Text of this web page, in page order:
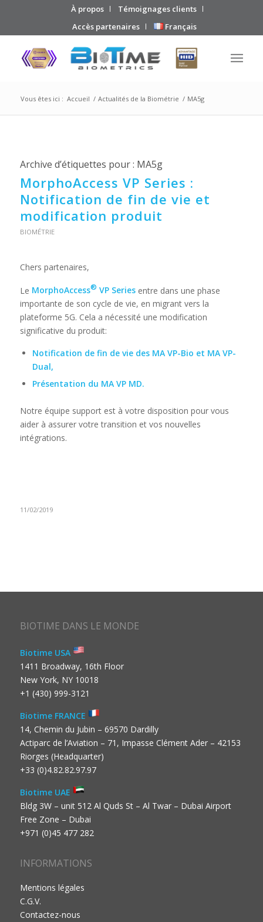
À propos
Témoignages clients
Accès partenaires
Français
Vous êtes ici : Accueil / Actualités de la Biométrie / MA5g
Archive d’étiquettes pour : MA5g
MorphoAccess VP Series :
Notification de fin de vie et
modification produit
BIOMÉTRIE
Chers partenaires,
Le MorphoAccess® VP Seriesentre dans une phase
importante de son cycle de vie, en migrant vers la
plateforme 5G. Cela a nécessité une modification
significative du produit:
Notification de fin de vie des MA VP-Bio et MA VP-
Dual,
Présentation du MA VP MD.
Notre équipe support est à votre disposition pour vous
aider à assurer votre transition et vos nouvelles
intégrations.
11/02/2019
BIOTIME DANS LE MONDE
Biotime USA
1411 Broadway, 16th Floor
New York, NY 10018
+1 (430) 999-3121
Biotime FRANCE
14, Chemin du Jubin – 69570 Dardilly
Actiparc de l’Aviation – 71, Impasse Clément Ader – 42153
Riorges (Headquarter)
+33 (0)4.82.82.97.97
Biotime UAE
Bldg 3W – unit 512 Al Quds St – Al Twar – Dubai Airport
Free Zone – Dubai
+971 (0)45 477 282
INFORMATIONS
Mentions légales
C.G.V.
Contactez-nous